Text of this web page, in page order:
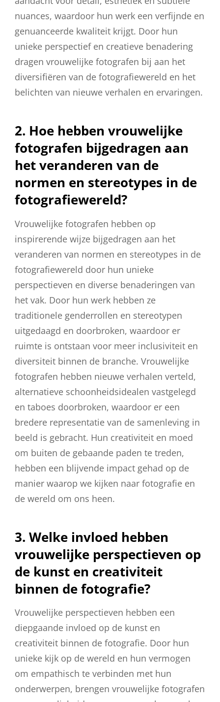
nuances, waardoor hun werk een verfijnde en
genuanceerde kwaliteit krijgt. Door hun
unieke perspectief en creatieve benadering
dragen vrouwelijke fotografen bij aan het
diversifiëren van de fotografiewereld en het
belichten van nieuwe verhalen en ervaringen.
2. Hoe hebben vrouwelijke
fotografen bijgedragen aan
het veranderen van de
normen en stereotypes in de
fotografiewereld?
Vrouwelijke fotografen hebben op
inspirerende wijze bijgedragen aan het
veranderen van normen en stereotypes in de
fotografiewereld door hun unieke
perspectieven en diverse benaderingen van
het vak. Door hun werk hebben ze
traditionele genderrollen en stereotypen
uitgedaagd en doorbroken, waardoor er
ruimte is ontstaan voor meer inclusiviteit en
diversiteit binnen de branche. Vrouwelijke
fotografen hebben nieuwe verhalen verteld,
alternatieve schoonheidsidealen vastgelegd
en taboes doorbroken, waardoor er een
bredere representatie van de samenleving in
beeld is gebracht. Hun creativiteit en moed
om buiten de gebaande paden te treden,
hebben een blijvende impact gehad op de
manier waarop we kijken naar fotografie en
de wereld om ons heen.
3. Welke invloed hebben
vrouwelijke perspectieven op
de kunst en creativiteit
binnen de fotografie?
Vrouwelijke perspectieven hebben een
diepgaande invloed op de kunst en
creativiteit binnen de fotografie. Door hun
unieke kijk op de wereld en hun vermogen
om empathisch te verbinden met hun
onderwerpen, brengen vrouwelijke fotografen